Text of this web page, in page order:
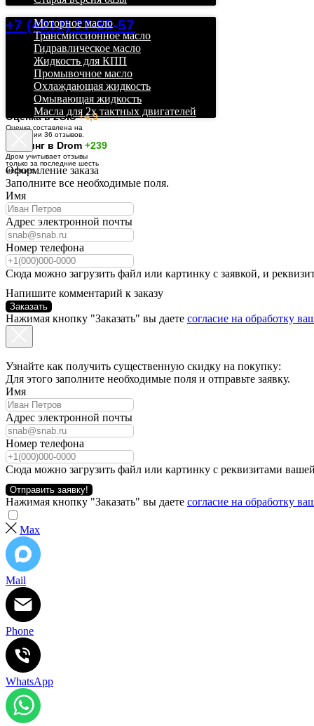
+7 (4212) 77-55-57
Оценка в 2GIS+4,9
Оценка составлена на
основании 36 отзывов.
Рейтинг в Drom +239
Дром учитывает отзывы
только за последние шесть
месяцев.
Моторное масло
Трансмиссионное масло
Гидравлическое масло
Жидкость для КПП
Промывочное масло
Охлаждающая жидкость
Омывающая жидкость
Масла для 2х тактных двигателей
Оформление заказа
Заполните все необходимые поля.
Имя
Адрес электронной почты
Номер телефона
Сюда можно загрузить файл или картинку с заявкой, и
Напишите комментарий к заказу
Заказать
Нажимая кнопку "Заказать" вы даете согласие на обработку
Узнайте как получить существенную скидку на покупку:
Для этого заполните необходимые поля и отправьте заявку.
Имя
Адрес электронной почты
Номер телефона
Сюда можно загрузить файл или картинку с реквизитами
Отправить заявку!
Нажимая кнопку "Заказать" вы даете согласие на обработку
Max
Mail
Phone
WhatsApp